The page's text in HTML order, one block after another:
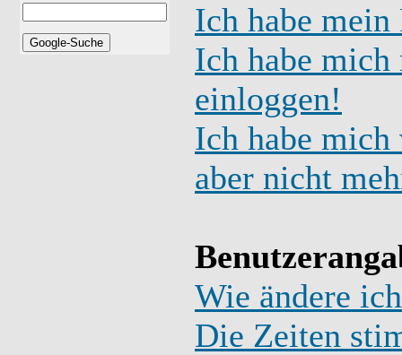
Ich habe
Ich habe
einloggen!
Ich habe
aber nicht
Wie ändere
Die Zeiten